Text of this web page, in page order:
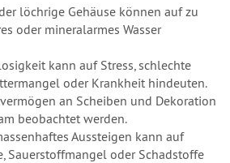
löchrige Gehäuse können auf zu
oder mineralarmes Wasser
kann auf Stress, schlechte
oder Krankheit hindeuten.
an Scheiben und Dekoration
beobachtet werden.
Aussteigen kann auf
Sauerstoffmangel oder Schadstoffe